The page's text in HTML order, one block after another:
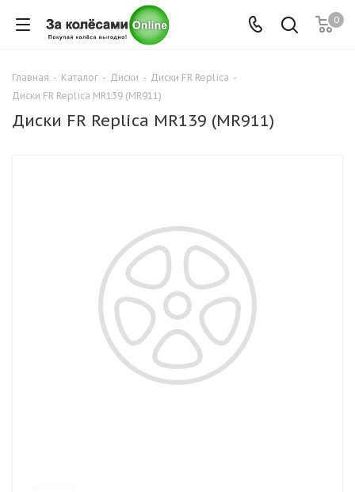
0
Главная - Каталог - Диски - Диски FR Replica -
Диски FR Replica MR139 (MR911)
Диски FR Replica MR139 (MR911)